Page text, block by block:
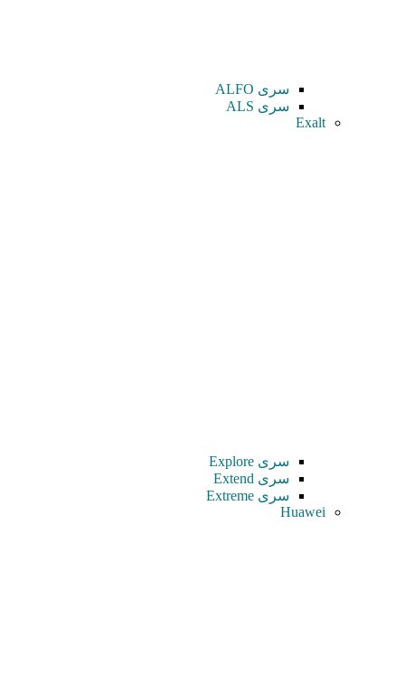
سری ALFO
سری ALS
Exalt
سری Explore
سری Extend
سری Extreme
Huawei